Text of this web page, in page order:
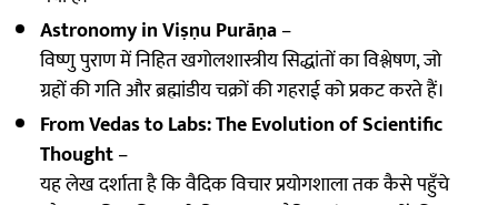
Astronomy in Viṣṇu Purāṇa–
विष्णु पुराण में निहित खगोलशास्त्रीय सिद्धांतों का विश्लेषण, जो
ग्रहों की गति और ब्रह्मांडीय चक्रों की गहराई को प्रकट करते हैं।
From Vedas to Labs: The Evolution of Scientific
Thought–
यह लेख दर्शाता है कि वैदिक विचार प्रयोगशाला तक कैसे पहुँचे